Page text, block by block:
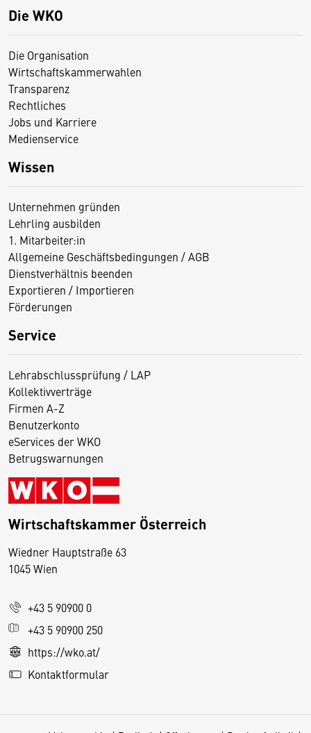
Die WKO
Die Organisation
Wirtschaftskammerwahlen
Transparenz
Rechtliches
Jobs und Karriere
Medienservice
Wissen
Unternehmen gründen
Lehrling ausbilden
1. Mitarbeiter:in
Allgemeine Geschäftsbedingungen / AGB
Dienstverhältnis beenden
Exportieren / Importieren
Förderungen
Service
Lehrabschlussprüfung / LAP
Kollektivverträge
Firmen A-Z
Benutzerkonto
eServices der WKO
Betrugswarnungen
Wirtschaftskammer Österreich
Wiedner Hauptstraße 63
1045 Wien
+43 5 90900 0
+43 5 90900 250
https://wko.at/
Kontaktformular
D
s
e
S
e